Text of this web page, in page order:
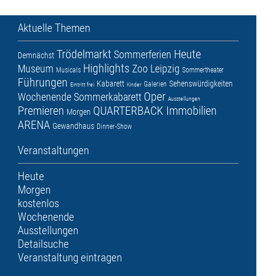
Aktuelle Themen
Demnächst Trödelmarkt Sommerferien Heute
Museum Musicals Highlights Zoo Leipzig Sommertheater
Führungen Eintritt frei Kabarett Kinder Galerien Sehenswürdigkeiten
WochenendeSommerkabarett Oper Ausstellungen
Premieren Morgen QUARTERBACK Immobilien
ARENA Gewandhaus Dinner-Show
Veranstaltungen
Heute
Morgen
kostenlos
Wochenende
Ausstellungen
Detailsuche
Veranstaltung eintragen